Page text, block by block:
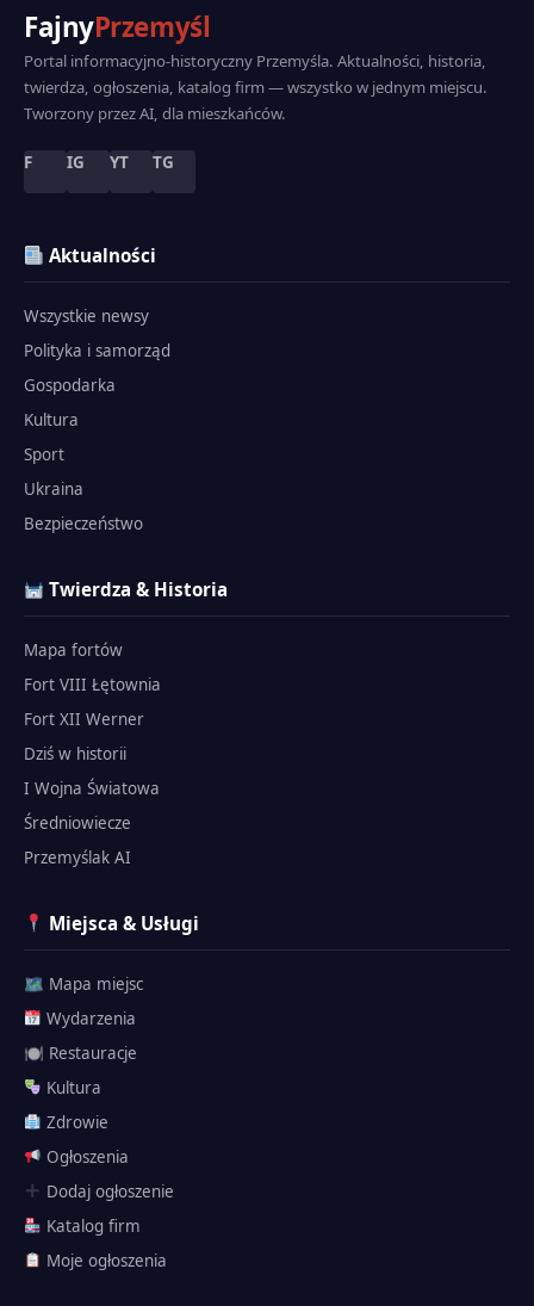
FajnyPrzemyśl
Portal informacyjno-historyczny Przemyśla. Aktualności, historia,
twierdza, ogłoszenia, katalog firm — wszystko w jednym miejscu.
Tworzony przez AI, dla mieszkańców.
F IG YT TG
Aktualności
Wszystkie newsy
Polityka i samorząd
Gospodarka
Kultura
Sport
Ukraina
Bezpieczeństwo
Twierdza & Historia
Mapa fortów
Fort VIII Łętownia
Fort XII Werner
Dziś w historii
I Wojna Światowa
Średniowiecze
Przemyślak AI
Miejsca & Usługi
🗺 Mapa miejsc
Wydarzenia
🍽 Restauracje
Kultura
Zdrowie
Ogłoszenia
Dodaj ogłoszenie
Katalog firm
Moje ogłoszenia